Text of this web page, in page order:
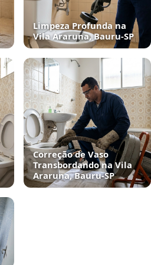
Limpeza Profunda na
Vila Araruna, Bauru‑SP
Correção de Vaso
Transbordando na Vila
Araruna, Bauru‑SP